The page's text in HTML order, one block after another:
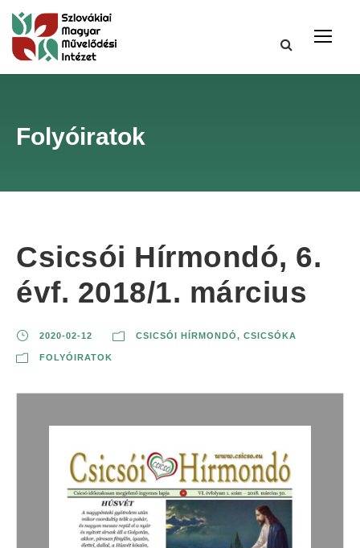
Folyóiratok
Csicsói Hírmondó, 6.
évf. 2018/1. március
2020-02-12 CSICSÓI HÍRMONDÓ, CSICSÓKA
FOLYÓIRATOK